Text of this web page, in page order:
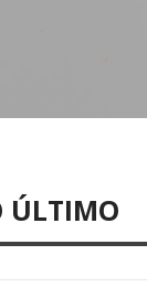
ÚLTIMO